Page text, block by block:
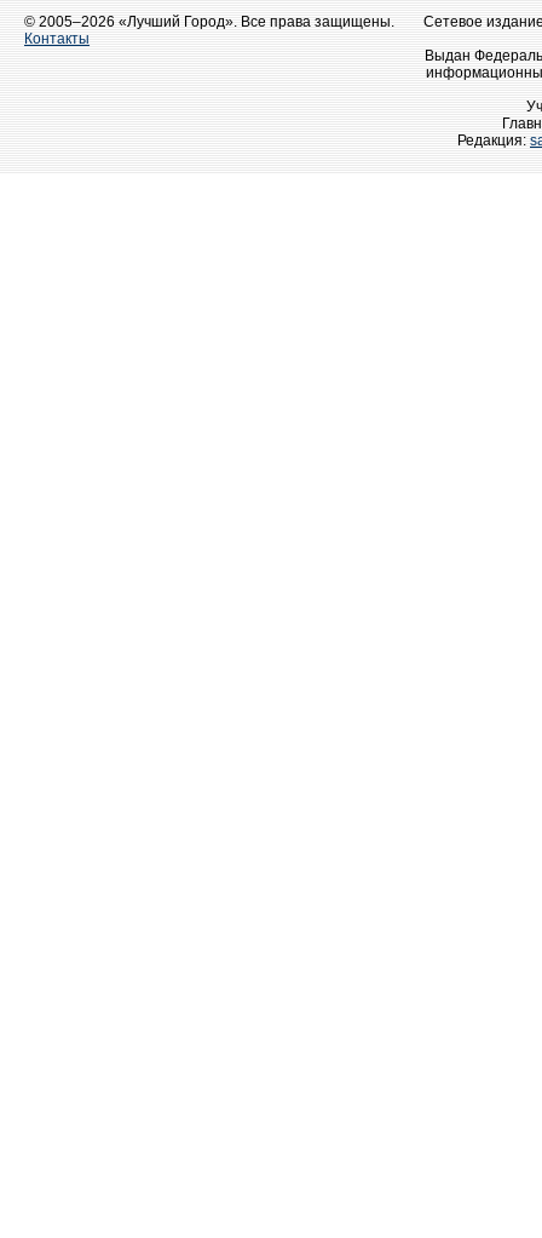
© 2005–2026 «Лучший Город». Все права защищены.
Контакты
Сетевое
Выдан
Редакция: